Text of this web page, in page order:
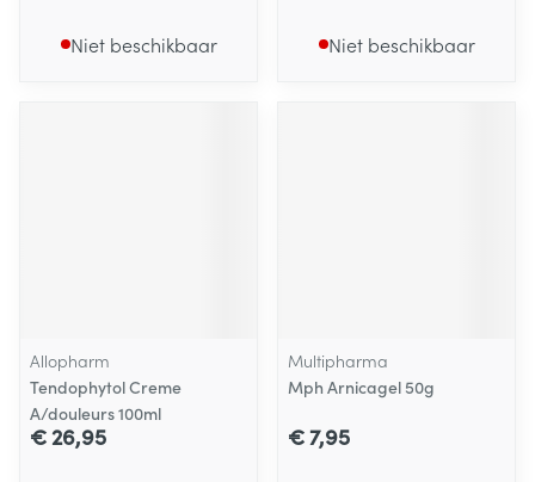
Niet beschikbaar Niet beschikbaar
Allopharm
Tendophytol Creme
A/douleurs 100ml
€ 26,95
Multipharma
Mph Arnicagel 50g
€ 7,95